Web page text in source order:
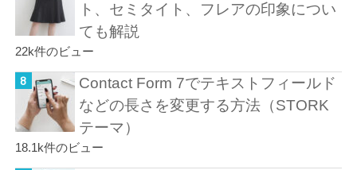
ト、セミタイト、フレアの印象につい
ても解説
22k件のビュー
Contact Form 7でテキストフィールド
などの長さを変更する方法（STORK
テーマ）
18.1k件のビュー